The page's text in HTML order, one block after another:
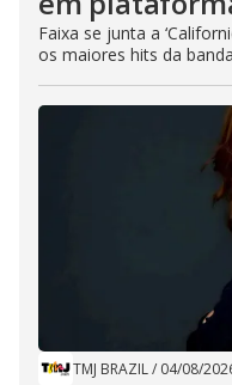
Faixa se junta a
os maiores hits da banda
TMJ BRAZIL/ 04/08/